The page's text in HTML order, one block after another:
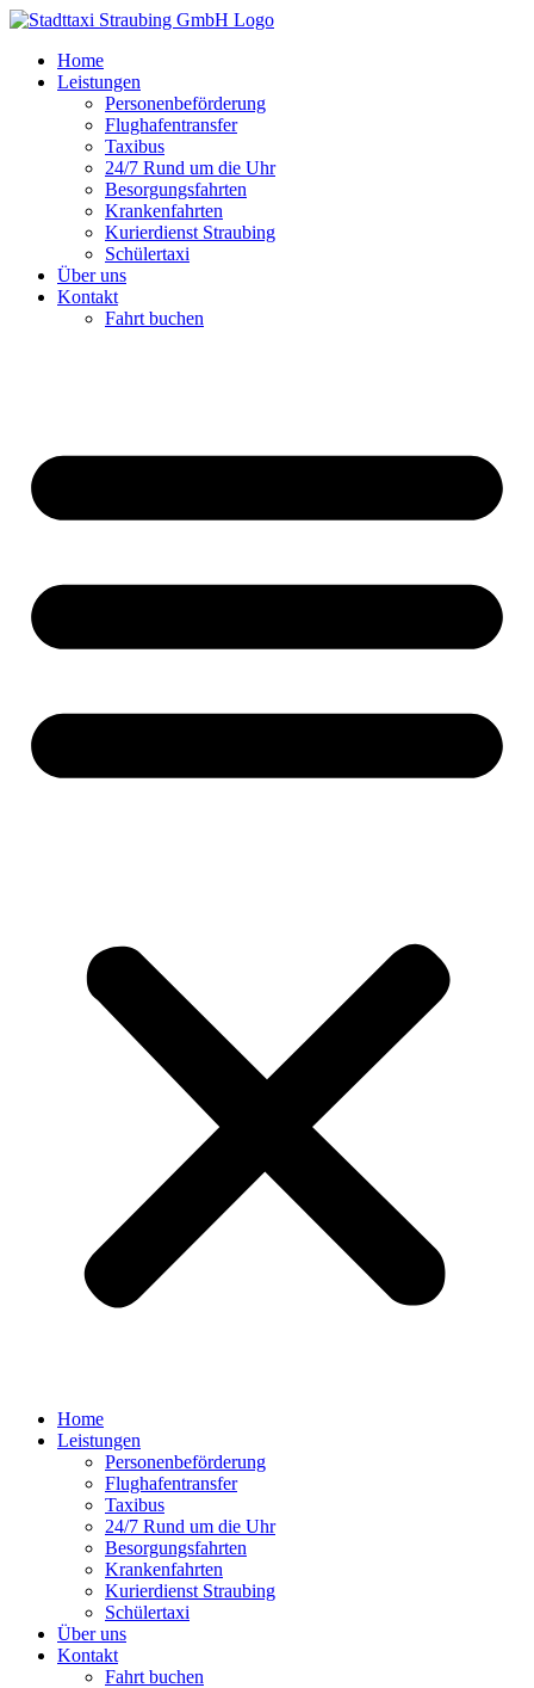
Zum
springenHome
Leistungen
Personenbeförderung
Flughafentransfer
Taxibus
24/7 Rund um die Uhr
Besorgungsfahrten
Krankenfahrten
Kurierdienst Straubing
Schülertaxi
Über uns
Kontakt
Fahrt buchen
Home
Leistungen
Personenbeförderung
Flughafentransfer
Taxibus
24/7 Rund um die Uhr
Besorgungsfahrten
Krankenfahrten
Kurierdienst Straubing
Schülertaxi
Über uns
Kontakt
Fahrt buchen